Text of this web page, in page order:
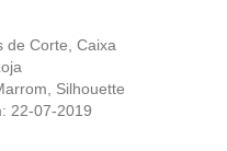
de Corte ,Caixa
Silhouette
22-07-2019